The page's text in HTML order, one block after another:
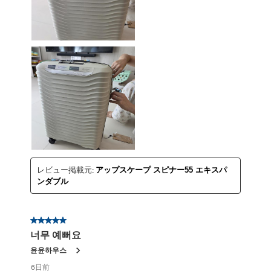
レビュー掲載元: アップスケープ スピナー55 エキスパ
ンダブル
星5／5個です。
너무 예뻐요
윤윤하우스
6日前